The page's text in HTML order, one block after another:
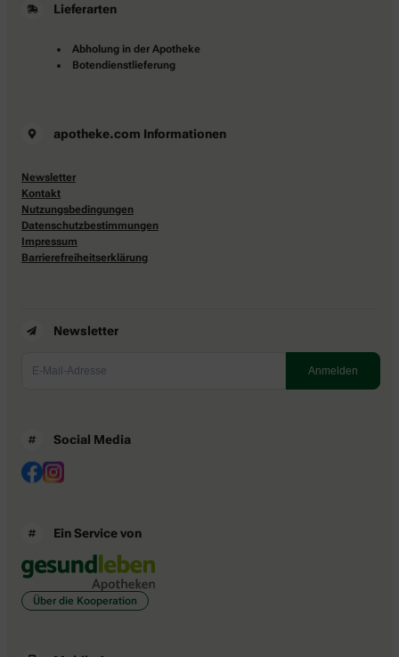
Lieferarten
Abholung in der Apotheke
Botendienstlieferung
apotheke.com Informationen
Newsletter
Kontakt
Nutzungsbedingungen
Datenschutzbestimmungen
Impressum
Barrierefreiheitserklärung
Newsletter
Social Media
Ein Service von
Über die Kooperation